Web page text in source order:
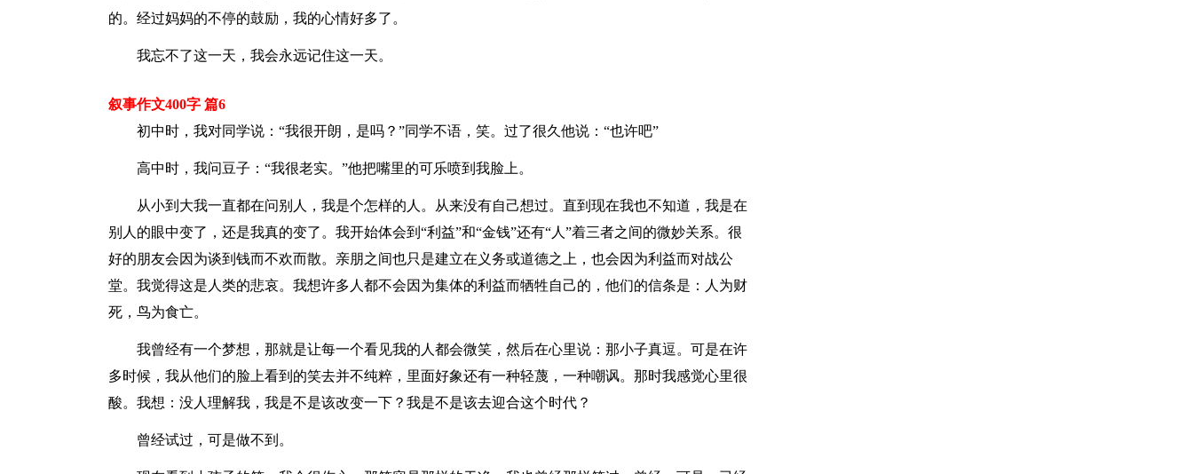
的。经过妈妈的不停的鼓励，我的心情好多了。
我忘不了这一天，我会永远记住这一天。
叙事作文400字 篇6
初中时，我对同学说：“我很开朗，是吗？”同学不语，笑。过了很久他说：“也许吧”
高中时，我问豆子：“我很老实。”他把嘴里的可乐喷到我脸上。
从小到大我一直都在问别人，我是个怎样的人。从来没有自己想过。直到现在我也不知道，我是在
别人的眼中变了，还是我真的变了。我开始体会到“利益”和“金钱”还有“人”着三者之间的微妙关系。很
好的朋友会因为谈到钱而不欢而散。亲朋之间也只是建立在义务或道德之上，也会因为利益而对战公
堂。我觉得这是人类的悲哀。我想许多人都不会因为集体的利益而牺牲自己的，他们的信条是：人为财
死，鸟为食亡。
我曾经有一个梦想，那就是让每一个看见我的人都会微笑，然后在心里说：那小子真逗。可是在许
多时候，我从他们的脸上看到的笑去并不纯粹，里面好象还有一种轻蔑，一种嘲讽。那时我感觉心里很
酸。我想：没人理解我，我是不是该改变一下？我是不是该去迎合这个时代？
曾经试过，可是做不到。